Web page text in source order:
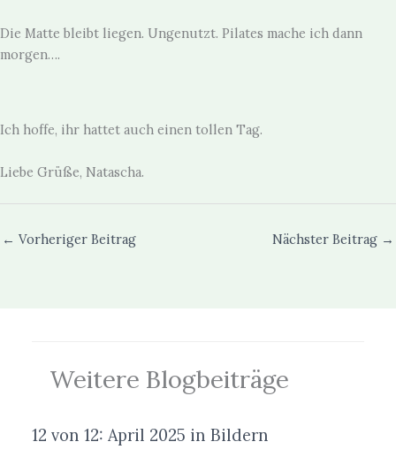
Die Matte bleibt liegen. Ungenutzt. Pilates mache ich dann
morgen….
Ich hoffe, ihr hattet auch einen tollen Tag.
Liebe Grüße, Natascha.
← Vorheriger Beitrag Nächster Beitrag →
Weitere Blogbeiträge
12 von 12: April 2025 in Bildern